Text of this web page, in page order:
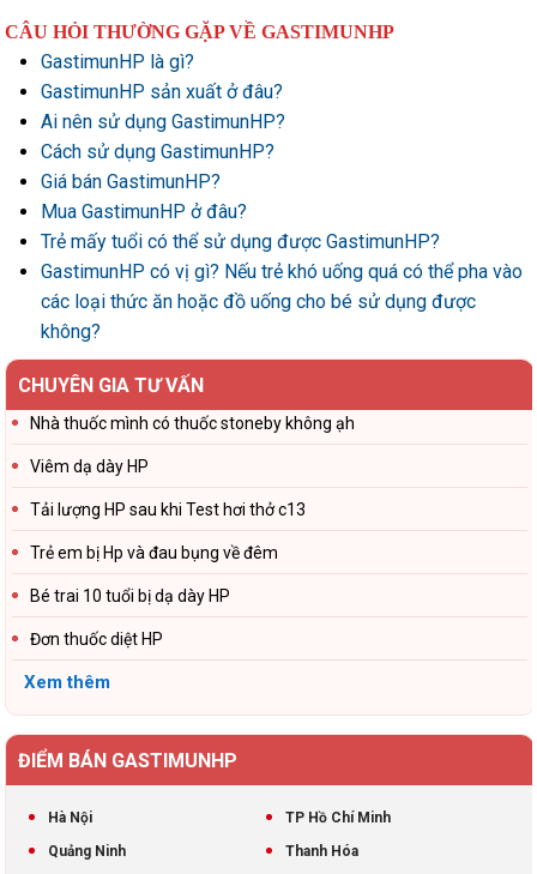
CÂU HỎI THƯỜNG GẶP VỀ GASTIMUNHP
GastimunHP là gì?
GastimunHP sản xuất ở đâu?
Ai nên sử dụng GastimunHP?
Cách sử dụng GastimunHP?
Giá bán GastimunHP?
Mua GastimunHP ở đâu?
Trẻ mấy tuổi có thể sử dụng được GastimunHP?
GastimunHP có vị gì? Nếu trẻ khó uống quá có thể pha vào
các loại thức ăn hoặc đồ uống cho bé sử dụng được
không?
CHUYÊN GIA TƯ VẤN
Nhà thuốc mình có thuốc stoneby không ạh
Viêm dạ dày HP
Tải lượng HP sau khi Test hơi thở c13
Trẻ em bị Hp và đau bụng về đêm
Bé trai 10 tuổi bị dạ dày HP
Đơn thuốc diệt HP
Xem thêm
ĐIỂM BÁN GASTIMUNHP
Hà Nội
TP Hồ Chí Minh
Quảng Ninh
Thanh Hóa